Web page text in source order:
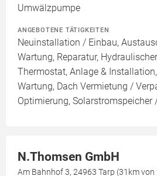
Umwälzpumpe
ANGEBOTENE TÄTIGKEITEN
Neuinstallation / Einbau,
Wartung, Reparatur,
Thermostat, Anlage &
Wartung, Dach Vermietung /
Optimierung, Solarstromspeicher
N.Thomsen GmbH
Am Bahnhof 3, 24963 Tarp (31km